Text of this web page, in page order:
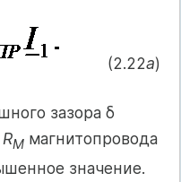
(2.22а)
зазора δ
RM магнитопровода
значение.